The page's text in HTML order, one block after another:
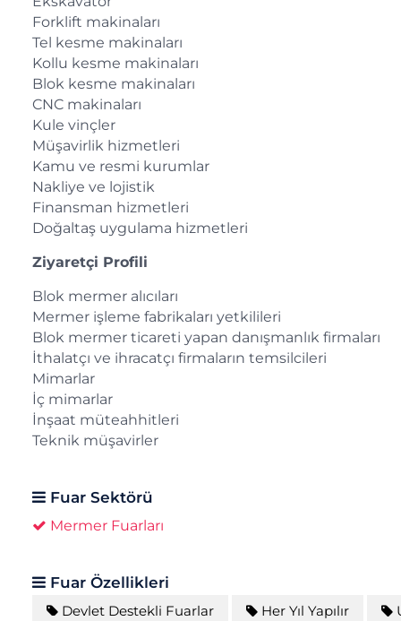
Forklift makinaları
Tel kesme makinaları
Kollu kesme makinaları
Blok kesme makinaları
CNC makinaları
Kule vinçler
Müşavirlik hizmetleri
Kamu ve resmi kurumlar
Nakliye ve lojistik
Finansman hizmetleri
Doğaltaş uygulama hizmetleri
Ziyaretçi Profili
Blok mermer alıcıları
Mermer işleme fabrikaları yetkilileri
Blok mermer ticareti yapan danışmanlık firmaları
İthalatçı ve ihracatçı firmaların temsilcileri
Mimarlar
İç mimarlar
İnşaat müteahhitleri
Teknik müşavirler
Fuar Sektörü
Mermer Fuarları
Fuar Özellikleri
Devlet Destekli Fuarlar Her Yıl Yapılır